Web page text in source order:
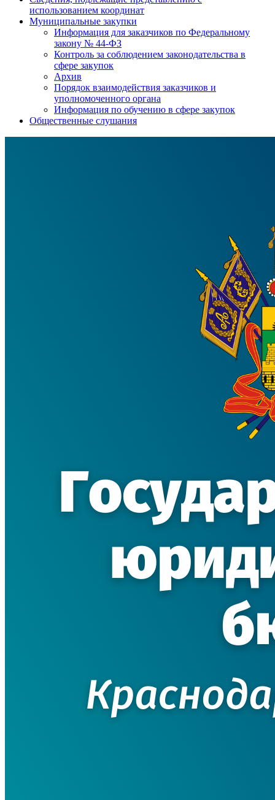
использованием координат
Муниципальные закупки
Информация для заказчиков по Федеральному
закону № 44-ФЗ
Контроль за соблюдением законодательства в
сфере закупок
Архив
Порядок взаимодействия заказчиков и
уполномоченного органа
Информация по обучению в сфере закупок
Общественные слушания